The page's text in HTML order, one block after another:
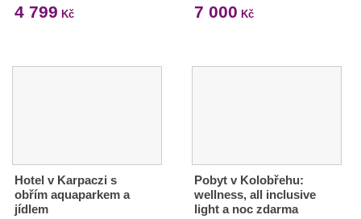
4 799 Kč 7 000 Kč
Hotel v Karpaczi s
obřím aquaparkem a
jídlem
Pobyt v Kolobřehu:
wellness, all inclusive
light a noc zdarma